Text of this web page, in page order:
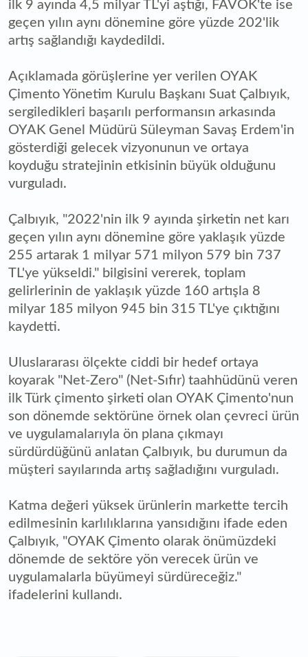
ilk 9 ayında 4,5 milyar TL'yi aştığı, FAVÖK'te ise
geçen yılın aynı dönemine göre yüzde 202'lik
artış sağlandığı kaydedildi.
Açıklamada görüşlerine yer verilen OYAK
Çimento Yönetim Kurulu Başkanı Suat Çalbıyık,
sergiledikleri başarılı performansın arkasında
OYAK Genel Müdürü Süleyman Savaş Erdem'in
gösterdiği gelecek vizyonunun ve ortaya
koyduğu stratejinin etkisinin büyük olduğunu
vurguladı.
Çalbıyık, "2022'nin ilk 9 ayında şirketin net karı
geçen yılın aynı dönemine göre yaklaşık yüzde
255 artarak 1 milyar 571 milyon 579 bin 737
TL'ye yükseldi." bilgisini vererek, toplam
gelirlerinin de yaklaşık yüzde 160 artışla 8
milyar 185 milyon 945 bin 315 TL'ye çıktığını
kaydetti.
Uluslararası ölçekte ciddi bir hedef ortaya
koyarak "Net-Zero" (Net-Sıfır) taahhüdünü veren
ilk Türk çimento şirketi olan OYAK Çimento'nun
son dönemde sektörüne örnek olan çevreci ürün
ve uygulamalarıyla ön plana çıkmayı
sürdürdüğünü anlatan Çalbıyık, bu durumun da
müşteri sayılarında artış sağladığını vurguladı.
Katma değeri yüksek ürünlerin markette tercih
edilmesinin karlılıklarına yansıdığını ifade eden
Çalbıyık, "OYAK Çimento olarak önümüzdeki
dönemde de sektöre yön verecek ürün ve
uygulamalarla büyümeyi sürdüreceğiz."
ifadelerini kullandı.